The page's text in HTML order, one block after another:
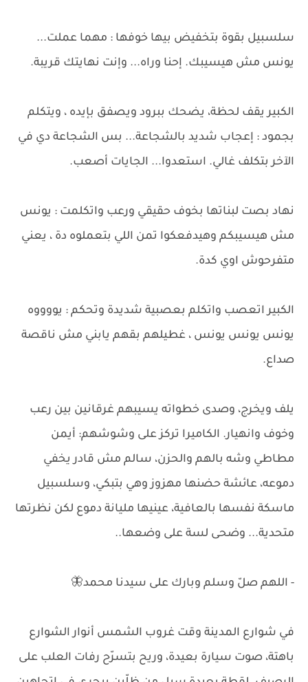
سلسبيل بقوة بتخفيض بيها خوفها : مهما عملت...
يونس مش هيسيبك. إحنا وراه... وإنت نهايتك قريبة.
الكبير يقف لحظة، يضحك ببرود ويصفق بإيده ، ويتكلم
بجمود : إعجاب شديد بالشجاعة... بس الشجاعة دي في
الآخر بتكلف غالي. استعدوا... الجايات أصعب.
نهاد بصت لبناتها بخوف حقيقي ورعب واتكلمت : يونس
مش هيسيبكم وهيدفعكوا تمن اللي بتعملوه دة ، يعني
متفرحوش اوي كدة.
الكبير اتعصب واتكلم بعصبية شديدة وتحكم : يووووه
يونس يونس يونس ، غطيلهم بقهم يابني مش ناقصة
صداع.
يلف ويخرج، وصدى خطواته يسيبهم غرقانين بين رعب
وخوف وانهيار. الكاميرا تركز على وشوشهم: أيمن
مطاطي وشه بالهم والحزن، سالم مش قادر يخفي
دموعه، عائشة حضنها مهزوز وهي بتبكي، وسلسبيل
ماسكة نفسها بالعافية، عينيها مليانة دموع لكن نظرتها
متحدية... وضحى لسة على وضعها..
- اللهم صلّ وسلم وبارك على سيدنا محمد🦋
في شوارع المدينة وقت غروب الشمس أنوار الشوارع
باهتة، صوت سيارة بعيدة، وريح بتسرّح رفات العلب على